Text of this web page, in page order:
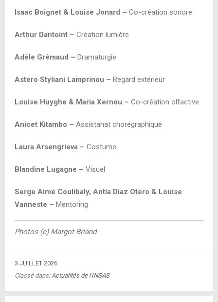
Isaac Boignet & Louise Jonard – Co-création sonore
Arthur Dantoint – Création lumière
Adèle Grémaud – Dramaturgie
Astero Styliani Lamprinou – Regard extérieur
Louise Huyghe & Maria Xernou – Co-création olfactive
Anicet Kitambo – Assistanat chorégraphique
Laura Arsengrieva – Costume
Blandine Lugagne – Visuel
Serge Aimé Coulibaly, Antía Díaz Otero & Louise
Vanneste – Mentoring
Photos (c) Margot Briand
3 JUILLET 2026
Classé dans:Actualités de l'INSAS